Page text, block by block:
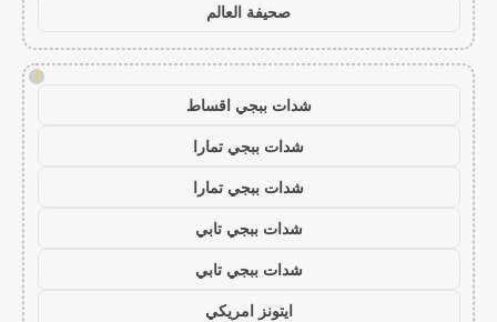
صحيفة العالم
!
شدات ببجي اقساط
شدات ببجي تمارا
شدات ببجي تمارا
شدات ببجي تابي
شدات ببجي تابي
ايتونز امريكي